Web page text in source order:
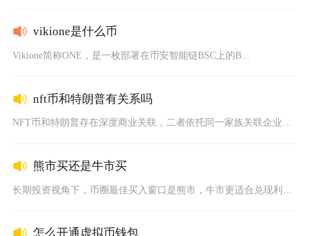
vikione是什么币
Vikione简称ONE，是一枚部署在币安智能链BSC上的B...
nft币和特朗普有关系吗
NFT币和特朗普存在深度商业关联，二者依托同一家族关联企业打...
熊市买还是牛市买
怎么开通虚拟币钱包